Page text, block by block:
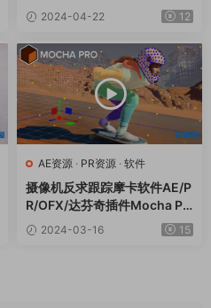
nsitions for DaVinci Resolv
e
2024-04-22 12
AE资源 · PR资源 · 软件
摄像机反求跟踪摩卡软件AE/P
R/OFX/达芬奇插件Mocha Pr
o 2023 v11.0.1 Win
2024-03-16 15